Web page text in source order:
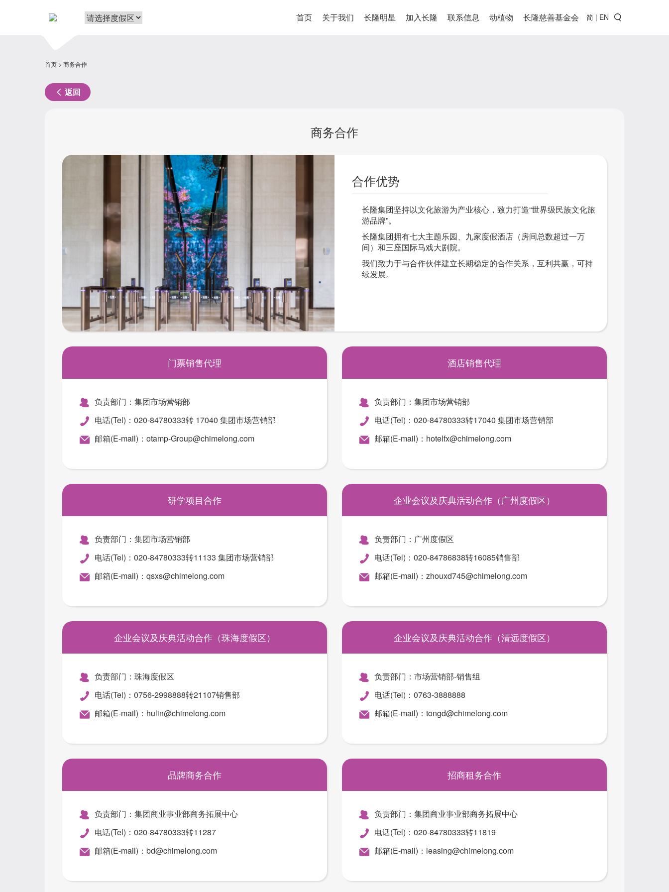
简 | EN
首页 关于我们 长隆明星 加入长隆 联系信息 动植物 长隆慈善基金会
首页 商务合作
返回
商务合作
合作优势
长隆集团坚持以文化旅游为产业核心，致力打造“世界级民族文化旅
游品牌”。
长隆集团拥有七大主题乐园、九家度假酒店（房间总数超过一万
间）和三座国际马戏大剧院。
我们致力于与合作伙伴建立长期稳定的合作关系，互利共赢，可持
续发展。
门票销售代理
负责部门：集团市场营销部
电话(Tel)：020-84780333转 17040 集团市场营销部
邮箱(E-mail)：otamp-Group@chimelong.com
酒店销售代理
负责部门：集团市场营销部
电话(Tel)：020-84780333转17040 集团市场营销部
邮箱(E-mail)：hotelfx@chimelong.com
研学项目合作
负责部门：集团市场营销部
电话(Tel)：020-84780333转11133 集团市场营销部
邮箱(E-mail)：qsxs@chimelong.com
企业会议及庆典活动合作（广州度假区）
负责部门：广州度假区
电话(Tel)：020-84786838转16085销售部
邮箱(E-mail)：zhouxd745@chimelong.com
企业会议及庆典活动合作（珠海度假区）
负责部门：珠海度假区
电话(Tel)：0756-2998888转21107销售部
邮箱(E-mail)：hulin@chimelong.com
企业会议及庆典活动合作（清远度假区）
负责部门：市场营销部-销售组
电话(Tel)：0763-3888888
邮箱(E-mail)：tongd@chimelong.com
品牌商务合作
负责部门：集团商业事业部商务拓展中心
电话(Tel)：020-84780333转11287
邮箱(E-mail)：bd@chimelong.com
招商租务合作
负责部门：集团商业事业部商务拓展中心
电话(Tel)：020-84780333转11819
邮箱(E-mail)：leasing@chimelong.com